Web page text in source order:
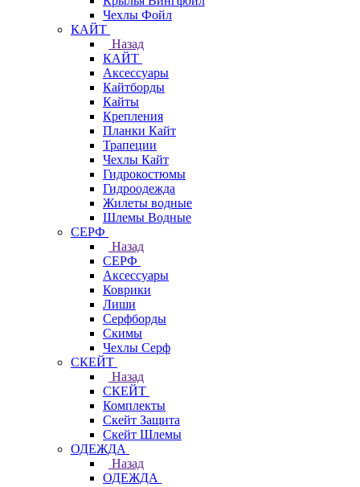
Чехлы Фойл
КАЙТ
Назад
КАЙТ
Аксессуары
Кайтборды
Кайты
Крепления
Планки Кайт
Трапеции
Чехлы Кайт
Гидрокостюмы
Гидроодежда
Жилеты водные
Шлемы Водные
СЕРФ
Назад
СЕРФ
Аксессуары
Коврики
Лиши
Серфборды
Скимы
Чехлы Cерф
СКЕЙТ
Назад
СКЕЙТ
Комплекты
Скейт Защита
Скейт Шлемы
ОДЕЖДА
Назад
ОДЕЖДА